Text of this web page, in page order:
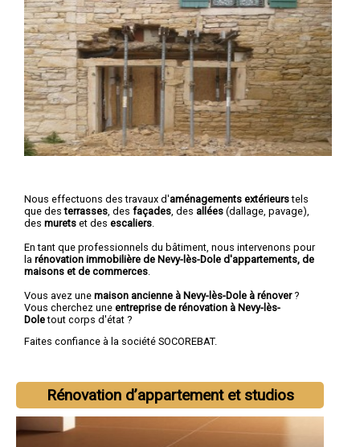
Nous effectuons des travaux d'aménagements extérieurstels
que desterrasses , des façades , des allées (dallage, pavage),
des murets et des escaliers
En tant que professionnels du bâtiment, nous intervenons pour
la rénovation immobilière de Nevy-lès-Dole d'appartements, de
maisons et de commerces
Vous avez une maison ancienne à Nevy-lès-Dole à rénover?
Vous cherchez une entreprise de rénovation à Nevy-lès-
Doletout corps d'état ?
Faites confiance à la société SOCOREBAT.
Rénovation d’appartement et studios